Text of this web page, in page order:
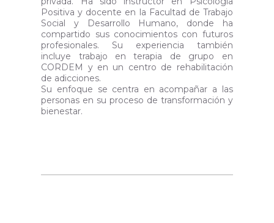
Positiva y docente en la Facultad de Trabajo
Social y Desarrollo Humano, donde ha
compartido sus conocimientos con futuros
profesionales. Su experiencia también
incluye trabajo en terapia de grupo en
CORDEM y en un centro de rehabilitación
de adicciones.
Su enfoque se centra en acompañar a las
personas en su proceso de transformación y
bienestar.